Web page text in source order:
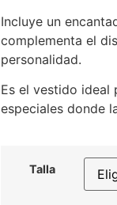
Incluye un
complementa el
personalidad.
Es el vestido ideal
especiales donde
Talla